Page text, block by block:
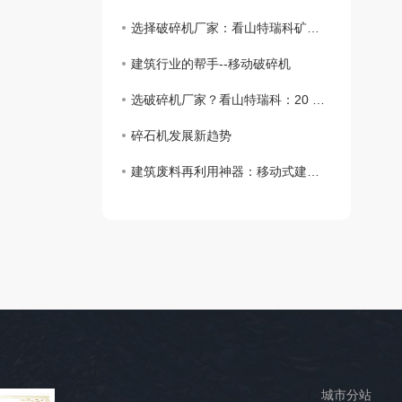
选择破碎机厂家：看山特瑞科矿山机械
建筑行业的帮手--移动破碎机
选破碎机厂家？看山特瑞科：20 年积淀?三地联动?交付快服务好
碎石机发展新趋势
建筑废料再利用神器：移动式建筑垃圾破碎机详解
城市分站